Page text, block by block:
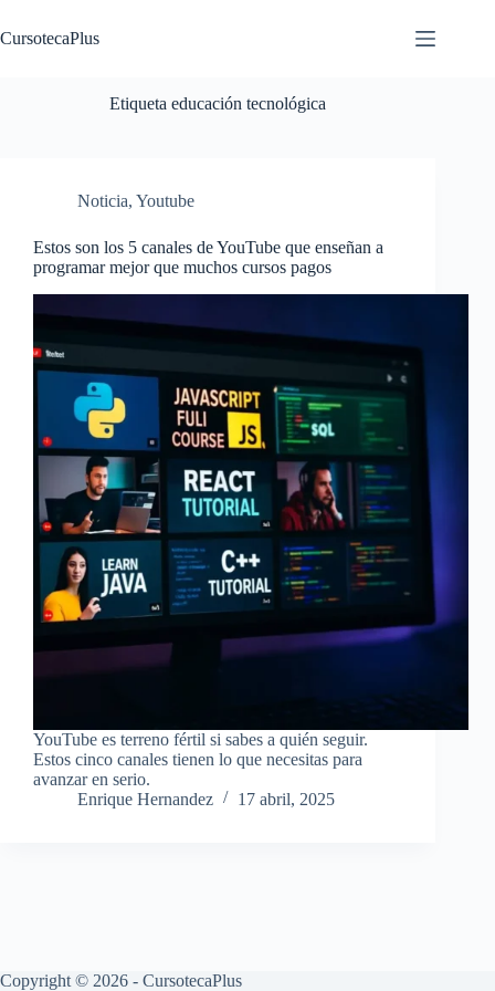
al
contenido
CursotecaPlus
Etiqueta educación tecnológica
Noticia, Youtube
Estos son los 5 canales de YouTube que enseñan a
programar mejor que muchos cursos pagos
YouTube es terreno fértil si sabes a quién seguir.
Estos cinco canales tienen lo que necesitas para
avanzar en serio.
Enrique Hernandez
17 abril, 2025
Copyright © 2026 - CursotecaPlus